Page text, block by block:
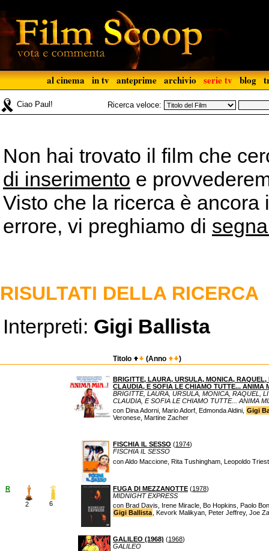
al cinema in tv anteprime archivio serie tv blog
Ciao Paul! Ricerca veloce:
Non hai trovato il film che
di inserimento e
Visto che la ricerca è
errore, vi preghiamo di
RISULTATI DELLA RICERCA
Interpreti: Gigi Ballista
Titolo (Anno )
BRIGITTE, LAURA, URSULA, MONICA,
CLAUDIA, E SOFIA LE CHIAMO TUTTE... ANIMA
BRIGITTE, LAURA, URSULA, MONICA, RAQUEL,
CLAUDIA, E SOFIA LE CHIAMO TUTTE... ANIMA
con Dina Adorni, Mario Adorf, Edmonda Aldini, Gigi
Veronese, Martine Zacher
FISCHIA IL SESSO (1974)
FISCHIA IL SESSO
con Aldo Maccione, Rita Tushingham, Leopoldo
R
2 6
FUGA DI MEZZANOTTE (1978)
MIDNIGHT EXPRESS
con Brad Davis, Irene Miracle, Bo Hopkins, Paolo
Gigi Ballista , Kevork Malikyan, Peter Jeffrey, Joe
GALILEO (1968) (1968)
GALILEO